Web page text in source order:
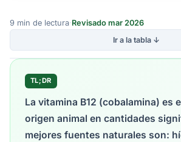
9 min de lectura·Revisado mar 2026
Ir a la tabla ↓
TL;DR
La vitamina B12 (cobalamina) es
origen animal en cantidades
mejores fuentes naturales son: